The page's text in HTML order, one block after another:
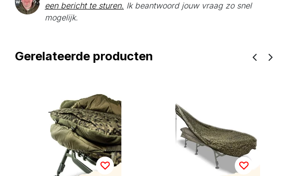
een bericht te sturen. Ik beantwoord jouw vraag zo snel
mogelijk.
Gerelateerde producten